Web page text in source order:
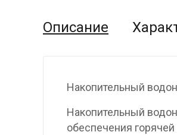
Описание
Накопительный
Накопительный
обеспечения